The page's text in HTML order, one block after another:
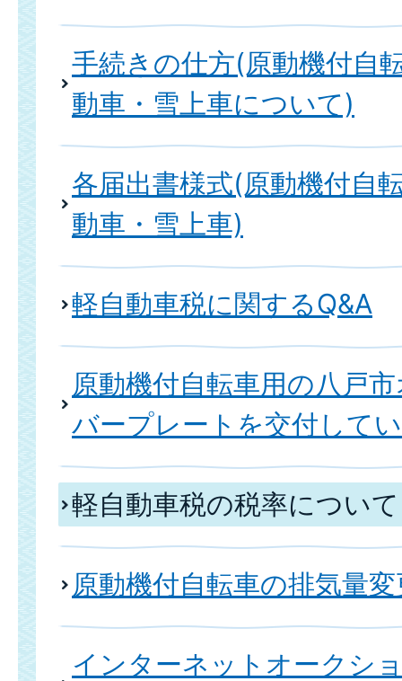
手続きの仕方(原動機付自
動車・雪上車について)
各届出書様式(原動機付自
動車・雪上車)
軽自動車税に関するQ&A
原動機付自転車用の八戸
バープレートを交付して
軽自動車税の税率について
原動機付自転車の排気量
インターネットオークシ